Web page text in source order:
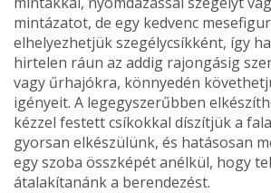
mintázatot, de egy kedvenc
elhelyezhetjük szegély­csíkként, így
hirtelen ráun az addig rajongásig
vagy űrhajókra, könnyedén
igényeit. A legegyszerűbben
kézzel festett csíkokkal díszítjük a
gyorsan elkészülünk, és hatásosan
egy szoba összképét anélkül, hogy
átalakítanánk a berendezést.